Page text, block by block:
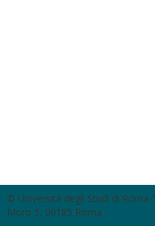
© Università degli Studi di Roma
Moro 5, 00185 Roma